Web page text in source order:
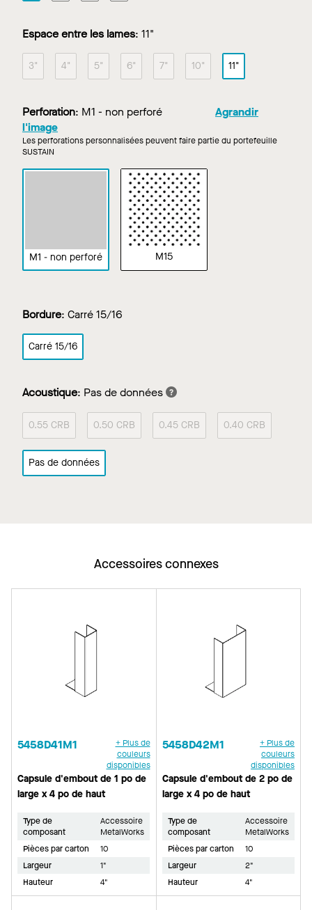
Espace entre les lames: 11"
3" 4" 5" 6" 7" 10" 11"
Perforation: M1 - non perforé
Agrandir
l'image
Les perforations personnalisées peuvent faire partie du portefeuille
SUSTAIN
M1 - non perforé M15
Bordure: Carré 15/16
Carré 15/16
Acoustique: Pas de données
0.55 CRB 0.50 CRB 0.45 CRB 0.40 CRB
Pas de données
Accessoires connexes
5458D41M1
+ Plus de
couleurs
disponibles
Capsule d'embout de 1 po de
large x 4 po de haut
Type de
composant
Accessoire
MetalWorks
Pièces par carton
10
Largeur
1"
Hauteur
4"
5458D42M1
+ Plus de
couleurs
disponibles
Capsule d'embout de 2 po de
large x 4 po de haut
Type de
composant
Accessoire
MetalWorks
Pièces par carton
10
Largeur
2"
Hauteur
4"